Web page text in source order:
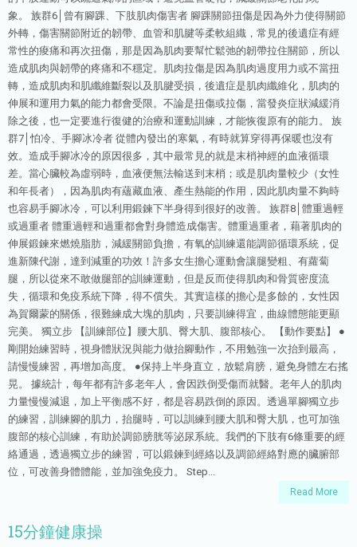
象。 族群6│曾有腳踝、下肢肌肉傷害者 腳踝關節扭傷是因為外力使得關節
外轉，傷害關節附近的韌帶、血管和肌腱等柔軟組織，常見的後遺症有經
常性的痠痛和再次扭傷，那是因為肌肉要幫忙鬆弛的韌帶拉住關節，所以
造成肌肉與韌帶的疼痛和不穩定。肌肉拉傷是因為肌肉過度用力或不當扭
轉，造成肌肉和肌纖維斷裂以及肌腱受損，後遺症是肌肉纖維化，肌肉的
伸展和運用力氣的能力都會受限。不論是扭傷或拉傷，當發炎症狀減緩消
除之後，也一定要進行復健的治療和運動訓練，才能恢復原有的能力。 族
群7│怕冷、手腳冰冷者 從體內發出的寒氣，有時就算穿得再保暖也沒有
效。造成手腳冰冷的原因很多，其中最常見的就是末梢神經的血液循環
差。當心臟較為虛弱時，血液便無法輸送到末梢；或是肌肉量較少（女性
和年長者），因為肌肉有蘊藏血液、產生熱能的作用，因此肌肉量不夠時
也容易手腳冰冷，可以利用鍛鍊下半身得到很好的改善。 族群8│體重過輕
或過重者 體重過輕和過重都會對身體造成傷害。體重過重者，藉著肌肉的
伸展鍛鍊來燃燒脂肪，減緩關節負擔，有氧的訓練還能調節循環系統，促
進新陳代謝，達到減重的功效！許多女生擔心運動會讓腿變粗、有蘿蔔
腿，所以從來不敢做腿部的訓練運動，但是反而使得肌肉和骨質密度流
失，循環和免疫系統下降，得不償失。其實這樣的擔心是多餘的，女性因
為賀爾蒙的關係，很難練成大塊的肌肉，只要訓練得宜，曲線體態能更顯
完美。 獨立步 【訓練部位】腰大肌、臀大肌、腹部核心。 【動作要點】 ●
剛開始練習時，視身體狀況與能力做抬腳動作，不用勉強一次抬到最高，
請慢慢練習，再增加高度。 ●保持上半身直立，放鬆肩膀，避免身體左右搖
晃。 據統計，每年都有許多老年人，會因跌倒受傷而就醫。老年人的肌肉
力量慢慢減退，加上平衡感不好，都是容易跌倒的原因。透過單腳獨立步
的練習，訓練腳的肌力，抬腿時，可以訓練到腰大肌和臀大肌，也可加強
腹部的核心訓練，有助於調節膀胱等泌尿系統。我們的下肢有6條重要的經
絡通過，透過獨立步的練習，可以鍛鍊到經絡以及調節經絡對應的臟腑部
位，可改善身體體能，並加強免疫力。 Step...
Read More
15分鐘健康操